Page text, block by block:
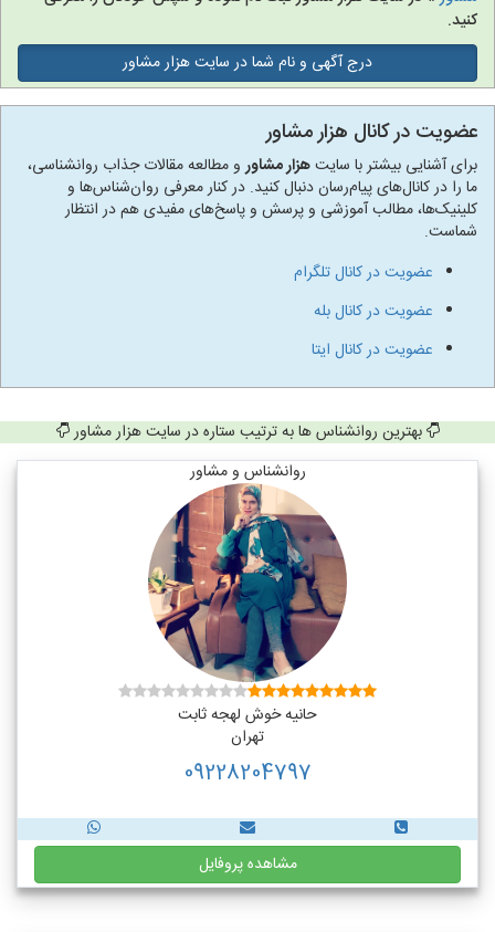
کنید.
درج آگهی و نام شما در سایت هزار مشاور
عضویت در کانال هزار مشاور
برای آشنایی بیشتر با سایتهزار مشاورو مطالعه مقالات جذاب روانشناسی،
ما را در کانال‌های پیام‌رسان دنبال کنید. در کنار معرفی روان‌شناس‌ها و
کلینیک‌ها، مطالب آموزشی و پرسش و پاسخ‌های مفیدی هم در انتظار
شماست.
عضویت در کانال تلگرام
عضویت در کانال بله
عضویت در کانال ایتا
بهترین روانشناس ها به ترتیب ستاره در سایت هزار مشاور
روانشناس و مشاور
حانیه خوش لهجه ثابت
تهران
09228204797
مشاهده پروفایل